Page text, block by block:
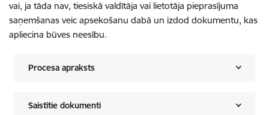
vai, ja tāda nav, tiesiskā valdītāja vai lietotāja pieprasījuma
saņemšanas veic apsekošanu dabā un izdod dokumentu, kas
apliecina būves neesību.
Procesa apraksts
Saistītie dokumenti